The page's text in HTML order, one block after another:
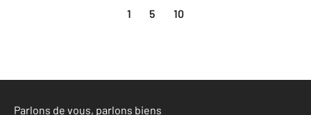
1 5 10
Parlons de vous, parlons biens